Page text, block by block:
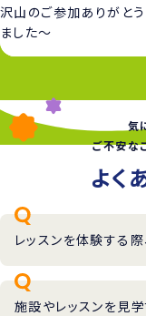
沢山のご参加ありがと
ました～
気
ご不安な
よく
レッスンを体験する
施設やレッスンを見